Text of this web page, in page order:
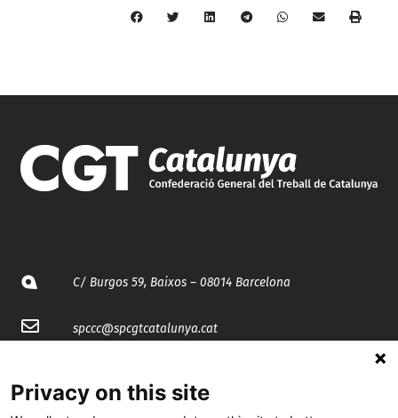
C/ Burgos 59, Baixos – 08014 Barcelona
spccc@spcgtcatalunya.cat
Privacy on this site